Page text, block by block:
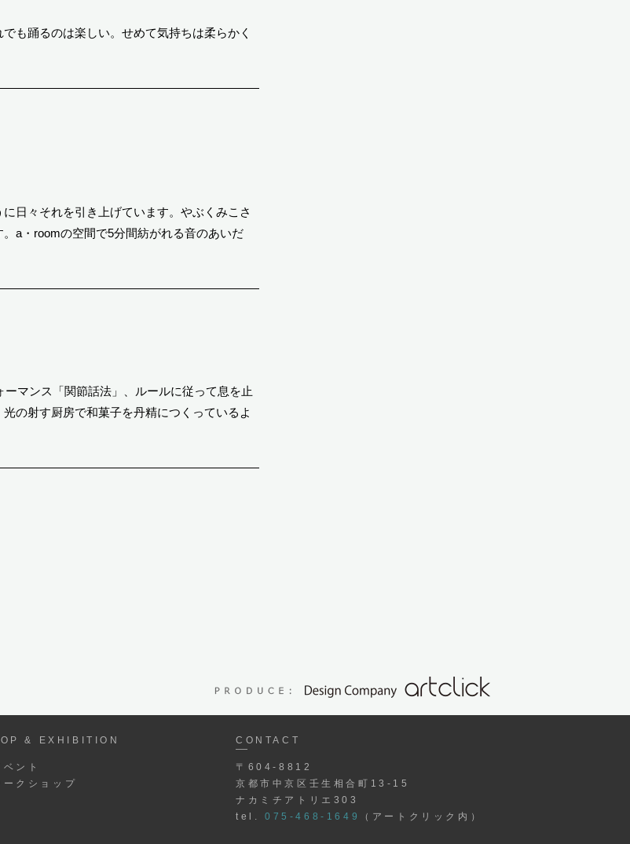
も踊るのは楽しい。せめて気持ちは柔らかく
日々それを引き上げています。やぶくみこさ
a・roomの空間で5分間紡がれる音のあいだ
マンス「関節話法」、ルールに従って息を止
の射す厨房で和菓子を丹精につくっているよ
& EXHIBITION
ント
クショップ
CONTACT
〒604-8812
京都市中京区壬生相合町13-15
ナカミチアトリエ303
tel.
075-468-1649 （アートクリック内）